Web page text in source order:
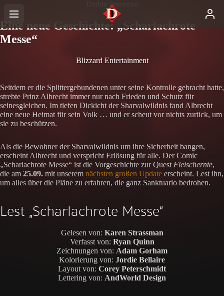
Diablo Immortal
Eine neue Geschichte: „Scharlachrote
Messe“
Blizzard Entertainment
Seitdem er die Splittergebundenen unter seine Kontrolle gebracht hatte,
strebte Prinz Albrecht immer nur nach Frieden und Schutz für
seinesgleichen. Im tiefen Dickicht der Sharvalwildnis fand Albrecht
eine neue Heimat für sein Volk … und er scheut vor nichts zurück, um
sie zu beschützen.
Als die Bewohner der Sharvalwildnis um ihre Sicherheit bangen,
erscheint Albrecht und verspricht Erlösung für alle. Der Comic
„Scharlachrote Messe“ ist die Vorgeschichte zur Quest Fleischernte,
die am 25.09. mit unserem nächsten großen Update erscheint. Lest ihn,
um alles über die Pläne zu erfahren, die ganz Sanktuario bedrohen.
Lest „Scharlachrote Messe“
Gelesen von: Karen Strassman
Verfasst von: Ryan Quinn
Zeichnungen von: Adam Gorham
Kolorierung von: Jordie Bellaire
Layout von: Corey Peterschmidt
Lettering von: AndWorld Design